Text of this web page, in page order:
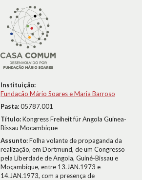
Instituição:
Fundação Mário Soares e Maria Barroso
Pasta:05787.001
Título:Kongress Freiheit für Angola Guinea-
Bissau Mocambique
Assunto:Folha volante de propaganda da
realização, em Dortmund, de um Congresso
pela Liberdade de Angola, Guiné-Bissau e
Moçambique, entre 13.JAN.1973 e
14.JAN.1973, com a presença de